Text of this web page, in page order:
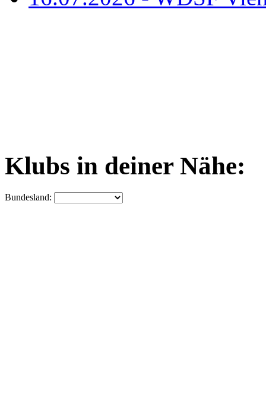
Klubs in deiner Nähe:
Bundesland: